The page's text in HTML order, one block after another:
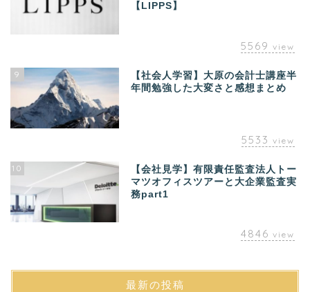
【LIPPS】
5569 view
9
【社会人学習】大原の会計士講座半
年間勉強した大変さと感想まとめ
5533 view
10
【会社見学】有限責任監査法人トー
マツオフィスツアーと大企業監査実
務part1
4846 view
最新の投稿